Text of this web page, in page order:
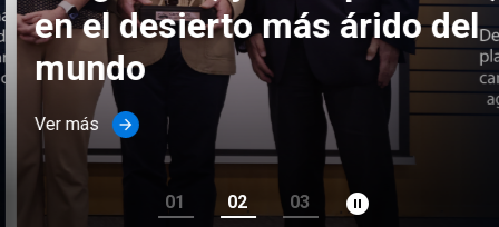
en el desierto más árido del
mundo
Ver más arrow_forward
01 02 03 pause_circle_filled